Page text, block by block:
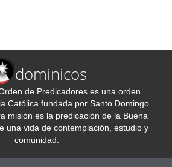
dominicos
de Predicadores es una orden
Católica fundada por Santo Domingo
misión es la predicación de la Buena
una vida de contemplación, estudio y
comunidad.